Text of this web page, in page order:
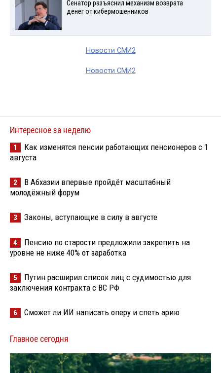
Сенатор разъяснил механизм возврата
денег от кибермошенников
Новости СМИ2
Новости СМИ2
Интересное за неделю
1
Как изменятся пенсии работающих пенсионеров с 1
августа
2
В Абхазии впервые пройдёт масштабный
молодёжный форум
3 Законы, вступающие в силу в августе
4
Пенсию по старости предложили закрепить на
уровне не ниже 40% от заработка
5
Путин расширил список лиц с судимостью для
заключения контракта с ВС РФ
6 Сможет ли ИИ написать оперу и спеть арию
Главное сегодня